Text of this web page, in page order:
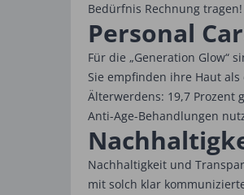
Bedürfnis Rechnung tragen!
Personal
Für die „Generation Glow“
Sie empfinden ihre Haut
Älterwerdens: 19,7 Prozent
Anti-Age-Behandlungen
Nachhaltigkeit und
mit solch klar